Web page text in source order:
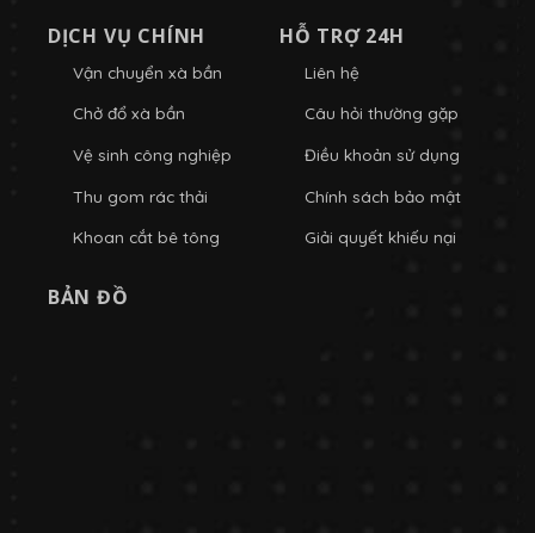
DỊCH VỤ CHÍNH
Vận chuyển xà bần
Chở đổ xà bần
Vệ sinh công nghiệp
Thu gom rác thải
Khoan cắt bê tông
HỖ TRỢ 24H
Liên hệ
Câu hỏi thường gặp
Điều khoản sử dụng
Chính sách bảo mật
Giải quyết khiếu nại
BẢN ĐỒ